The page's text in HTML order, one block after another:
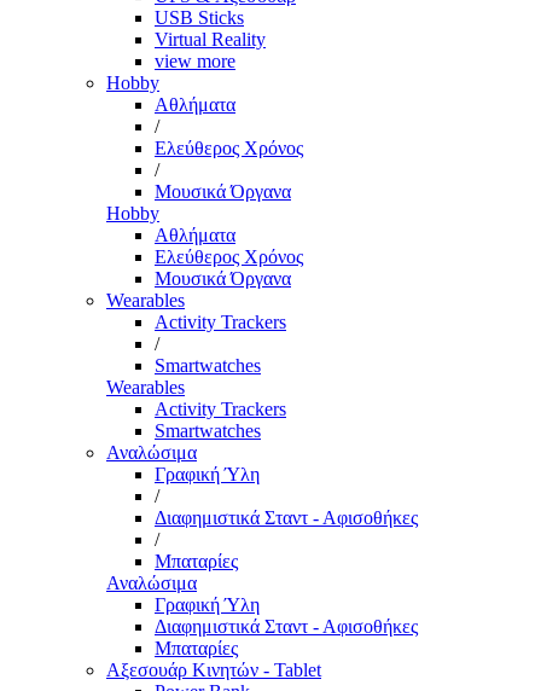
USB Sticks
Virtual Reality
view more
Hobby
Αθλήματα
/
Ελεύθερος Χρόνος
/
Μουσικά Όργανα
Hobby
Αθλήματα
Ελεύθερος Χρόνος
Μουσικά Όργανα
Wearables
Activity Trackers
/
Smartwatches
Wearables
Activity Trackers
Smartwatches
Αναλώσιμα
Γραφική Ύλη
/
Διαφημιστικά Σταντ - Αφισοθήκες
/
Μπαταρίες
Αναλώσιμα
Γραφική Ύλη
Διαφημιστικά Σταντ - Αφισοθήκες
Μπαταρίες
Αξεσουάρ Κινητών - Tablet